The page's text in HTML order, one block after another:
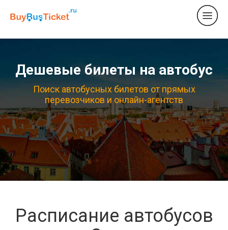
Дешевые билеты на автобус
Поиск автобусных билетов от прямых
перевозчиков и онлайн-агентств
Расписание автобусов